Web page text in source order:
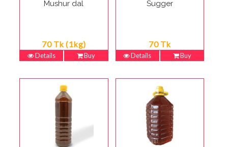
Mushur dal
70 Tk (1kg)
Details Buy
Sugger
70 Tk
Details Buy